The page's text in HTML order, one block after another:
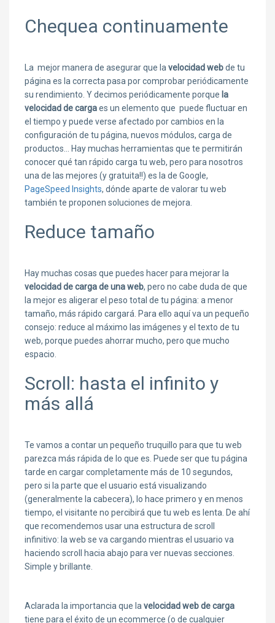
Chequea continuamente
La mejor manera de asegurar que lavelocidad webde tu
página es la correcta pasa por comprobar periódicamente
su rendimiento. Y decimos periódicamente porque la
velocidad de cargaes un elemento que puede fluctuar en
el tiempo y puede verse afectado por cambios en la
configuración de tu página, nuevos módulos, carga de
productos… Hay muchas herramientas que te permitirán
conocer qué tan rápido carga tu web, pero para nosotros
una de las mejores (y gratuita!!) es la de Google,
PageSpeed Insights, dónde aparte de valorar tu web
también te proponen soluciones de mejora.
Reduce tamaño
Hay muchas cosas que puedes hacer para mejorar la
velocidad de carga de una web, pero no cabe duda de que
la mejor es aligerar el peso total de tu página: a menor
tamaño, más rápido cargará. Para ello aquí va un pequeño
consejo: reduce al máximo las imágenes y el texto de tu
web, porque puedes ahorrar mucho, pero que mucho
espacio.
Scroll: hasta el infinito y
más allá
Te vamos a contar un pequeño truquillo para que tu web
parezca más rápida de lo que es. Puede ser que tu página
tarde en cargar completamente más de 10 segundos,
pero si la parte que el usuario está visualizando
(generalmente la cabecera), lo hace primero y en menos
tiempo, el visitante no percibirá que tu web es lenta. De ahí
que recomendemos usar una estructura de scroll
infinitivo: la web se va cargando mientras el usuario va
haciendo scroll hacia abajo para ver nuevas secciones.
Simple y brillante.
Aclarada la importancia que lavelocidad web de carga
tiene para el éxito de un ecommerce (o de cualquier